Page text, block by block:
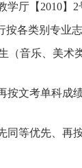
厅【2010】2
按各类别专业
（音乐、美术
文考单科
等优先、